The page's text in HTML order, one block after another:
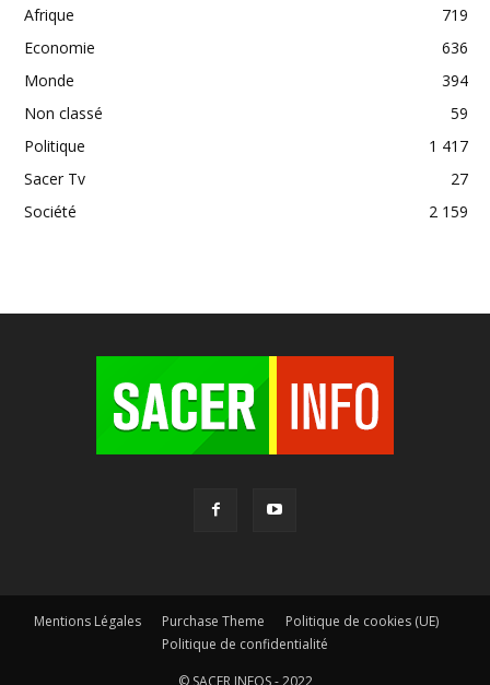
Afrique
719
Economie
636
Monde
394
Non classé
59
Politique
1 417
Sacer Tv
27
Société
2 159
Mentions Légales Purchase Theme
Politique de cookies (UE)
Politique de confidentialité
© SACER INFOS - 2022